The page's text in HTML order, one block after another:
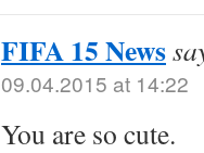
FIFA 15 News
09.04.2015 at 14:22
You are so cute.